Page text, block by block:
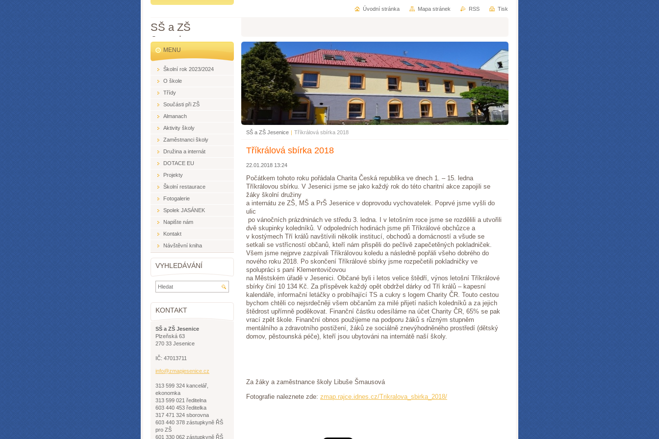
SŠ a ZŠ
Jesenice
SŠ a ZŠ Jesenice | Tříkrálová sbírka 2018
Tříkrálová sbírka 2018
22.01.2018 13:24
Počátkem tohoto roku pořádala Charita Česká republika ve dnech 1. – 15. ledna
Tříkrálovou sbírku. V Jesenici jsme se jako každý rok do této charitní akce zapojili se
žáky školní družiny
a internátu ze ZŠ, MŠ a PrŠ Jesenice v doprovodu vychovatelek. Poprvé jsme vyšli do
ulic
po vánočních prázdninách ve středu 3. ledna. I v letošním roce jsme se rozdělili a utvořili
dvě skupinky koledníků. V odpoledních hodinách jsme při Tříkrálové obchůzce a
v kostýmech Tří králů navštívili několik institucí, obchodů a domácností a všude se
setkali se vstřícností občanů, kteří nám přispěli do pečlivě zapečetěných pokladniček.
Všem jsme nejprve zazpívali Tříkrálovou koledu a následně popřáli všeho dobrého do
nového roku 2018. Po skončení Tříkrálové sbírky jsme rozpečetili pokladničky ve
spolupráci s paní Klementovičovou
na Městském úřadě v Jesenici. Občané byli i letos velice štědří, výnos letošní Tříkrálové
sbírky činí 10 134 Kč. Za příspěvek každý opět obdržel dárky od Tří králů – kapesní
kalendáře, informační letáčky o probíhající TS a cukry s logem Charity ČR. Touto cestou
bychom chtěli co nejsrdečněji všem občanům za milé přijetí našich koledníků a za jejich
štědrost upřímně poděkovat. Finanční částku odesíláme na účet Charity ČR, 65% se pak
vrací zpět škole. Finanční obnos použijeme na podporu žáků s různým stupněm
mentálního a zdravotního postižení, žáků ze sociálně znevýhodněného prostředí (dětský
domov, pěstounská péče), kteří jsou ubytováni na internátě naší školy.
Za žáky a zaměstnance školy Libuše Šmausová
Fotografie naleznete zde: zmap.rajce.idnes.cz/Trikralova_sbirka_2018/
MENU
Školní rok 2023/2024
O škole
Třídy
Součásti při ZŠ
Almanach
Aktivity školy
Zaměstnanci školy
Družina a internát
DOTACE EU
Projekty
Školní restaurace
Fotogalerie
Spolek JASÁNEK
Napište nám
Kontakt
Návštěvní kniha
VYHLEDÁVÁNÍ
KONTAKT
SŠ a ZŠ Jesenice
Plzeňská 63
270 33 Jesenice
IČ: 47013711
info@zmapjesenice.cz
313 599 324 kancelář,
ekonomka
313 599 021 ředitelna
603 440 453 ředitelka
317 471 324 sborovna
603 440 378 zástupkyně ŘŠ
pro ZŠ
601 330 062 zástupkyně ŘŠ
Úvodní stránka Mapa stránek RSS Tisk